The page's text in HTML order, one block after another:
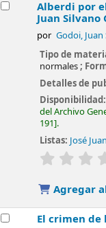
Alberdi por
Juan Silvano
por Godoi, Juan
Tipo de
normales;
Detalles de
del Archivo
191 .
Listas: José
valoración
Agregar
El crimen de